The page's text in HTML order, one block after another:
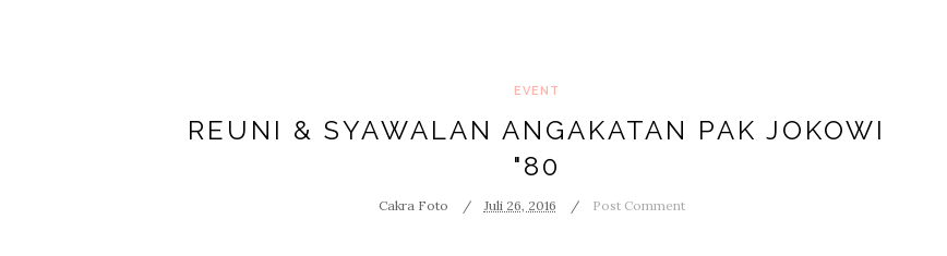
EVENT
REUNI & SYAWALAN ANGAKATAN PAK JOKOWI
"80
Cakra Foto Juli 26, 2016 Post Comment